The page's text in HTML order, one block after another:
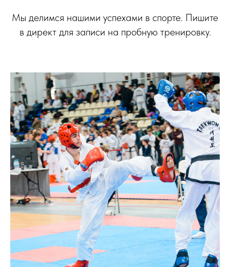
Мы делимся нашими успехами в спорте. Пишите
в директ для записи на пробную тренировку.